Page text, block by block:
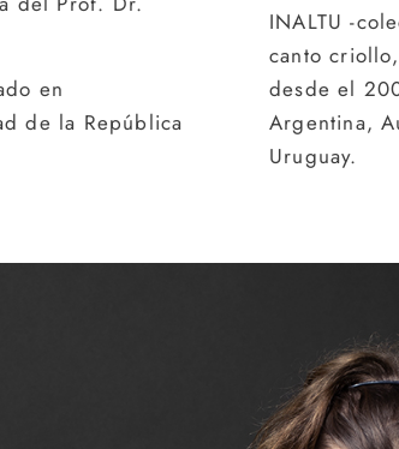
en
de la República
INALTU -
canto
desde el
Argentina,
Uruguay.